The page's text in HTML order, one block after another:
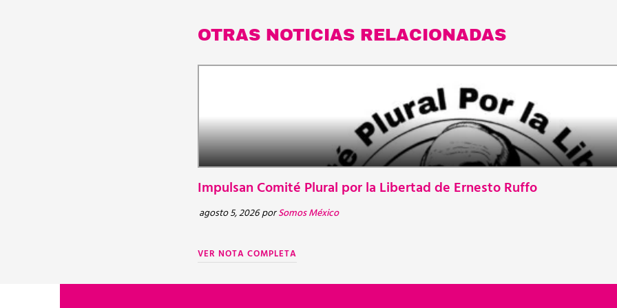
OTRAS NOTICIAS RELACIONADAS
Impulsan Comité Plural por la Libertad de Ernesto Ruffo
agosto 5, 2026porSomos México
VER NOTA COMPLETA